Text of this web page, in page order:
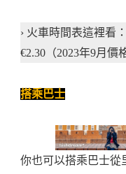
› 火車時間表這裡看：
€2.30（2023年9月價
搭乘巴士
你也可以搭乘巴士從